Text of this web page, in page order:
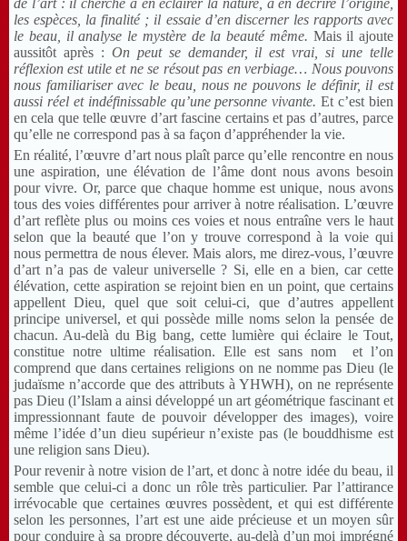
de l’art : il cherche à en éclairer la nature, à en décrire l’origine,
les espèces, la finalité ; il essaie d’en discerner les rapports avec
le beau, il analyse le mystère de la beauté même. Mais il ajoute
aussitôt après : On peut se demander, il est vrai, si une telle
réflexion est utile et ne se résout pas en verbiage… Nous pouvons
nous familiariser avec le beau, nous ne pouvons le définir, il est
aussi réel et indéfinissable qu’une personne vivante.Et c’est bien
en cela que telle œuvre d’art fascine certains et pas d’autres, parce
qu’elle ne correspond pas à sa façon d’appréhender la vie.
En réalité, l’œuvre d’art nous plaît parce qu’elle rencontre en nous
une aspiration, une élévation de l’âme dont nous avons besoin
pour vivre. Or, parce que chaque homme est unique, nous avons
tous des voies différentes pour arriver à notre réalisation. L’œuvre
d’art reflète plus ou moins ces voies et nous entraîne vers le haut
selon que la beauté que l’on y trouve correspond à la voie qui
nous permettra de nous élever. Mais alors, me direz-vous, l’œuvre
d’art n’a pas de valeur universelle ? Si, elle en a bien, car cette
élévation, cette aspiration se rejoint bien en un point, que certains
appellent Dieu, quel que soit celui-ci, que d’autres appellent
principe universel, et qui possède mille noms selon la pensée de
chacun. Au-delà du Big bang, cette lumière qui éclaire le Tout,
constitue notre ultime réalisation. Elle est sans nom
et l’on
comprend que dans certaines religions on ne nomme pas Dieu (le
judaïsme n’accorde que des attributs à YHWH), on ne représente
pas Dieu (l’Islam a ainsi développé un art géométrique fascinant et
impressionnant faute de pouvoir développer des images), voire
même l’idée d’un dieu supérieur n’existe pas (le bouddhisme est
une religion sans Dieu).
Pour revenir à notre vision de l’art, et donc à notre idée du beau, il
semble que celui-ci a donc un rôle très particulier. Par l’attirance
irrévocable que certaines œuvres possèdent, et qui est différente
selon les personnes, l’art est une aide précieuse et un moyen sûr
pour conduire à sa propre découverte, au-delà d’un moi imprégné